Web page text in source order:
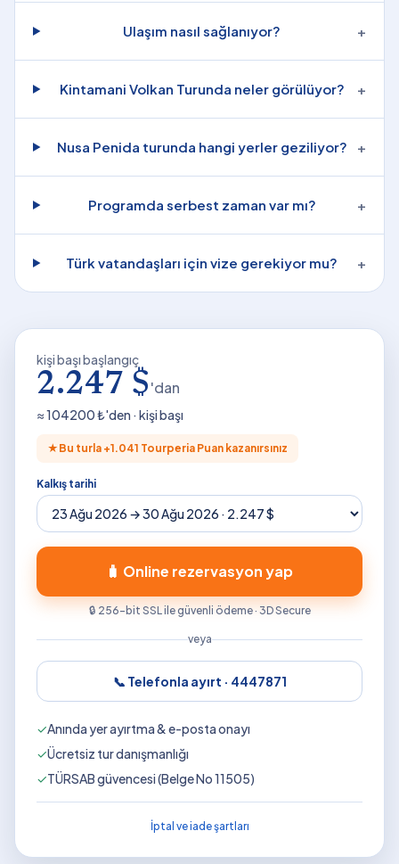
Ulaşım nasıl sağlanıyor? +
Kintamani Volkan Turunda neler görülüyor? +
Nusa Penida turunda hangi yerler geziliyor? +
Programda serbest zaman var mı? +
Türk vatandaşları için vize gerekiyor mu? +
kişi başı başlangıç
2.247 $'dan
≈104200₺'den · kişi başı
★ Bu turla +1.041 Tourperia Puan kazanırsınız
Kalkış tarihi
🧳 Online rezervasyon yap
🔒 256-bit SSL ile güvenli ödeme · 3D Secure
veya
📞 Telefonla ayırt · 4447871
✓Anında yer ayırtma & e-posta onayı
✓Ücretsiz tur danışmanlığı
✓TÜRSAB güvencesi (Belge No 11505)
İptal ve iade şartları